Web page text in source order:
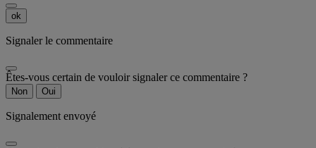
ok
Signaler le commentaire
Êtes-vous certain de vouloir signaler ce commentaire ?
Non Oui
Signalement envoyé